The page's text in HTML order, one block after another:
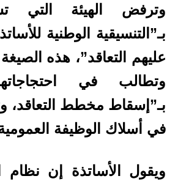
وترفض الهيئة التي
بـ”التنسيقية الوطنية
عليهم التعاقد”، هذه
وتطالب في
بـ”إسقاط مخطط التعاقد،
في أسلاك الوظيفة
ويقول الأساتذة إن نظام